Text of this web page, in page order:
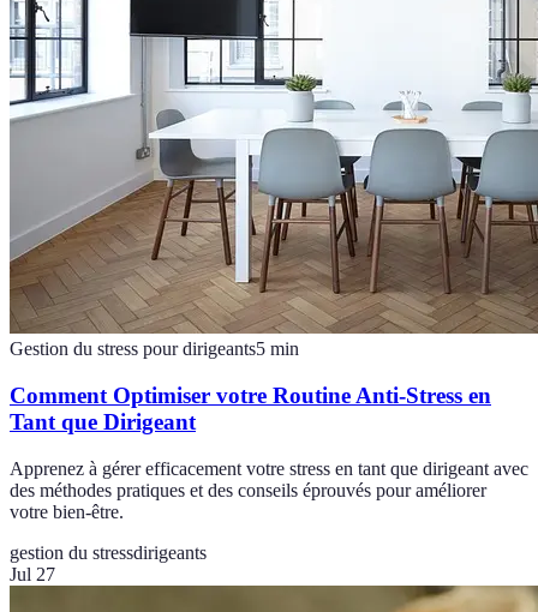
Gestion du stress pour dirigeants5 min
Comment Optimiser votre Routine Anti-Stress en
Tant que Dirigeant
Apprenez à gérer efficacement votre stress en tant que dirigeant avec
des méthodes pratiques et des conseils éprouvés pour améliorer
votre bien-être.
gestion du stressdirigeants
Jul 27